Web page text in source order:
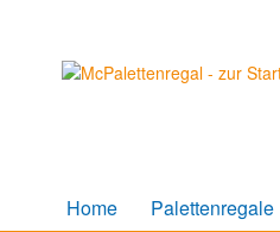
Home Palettenregale